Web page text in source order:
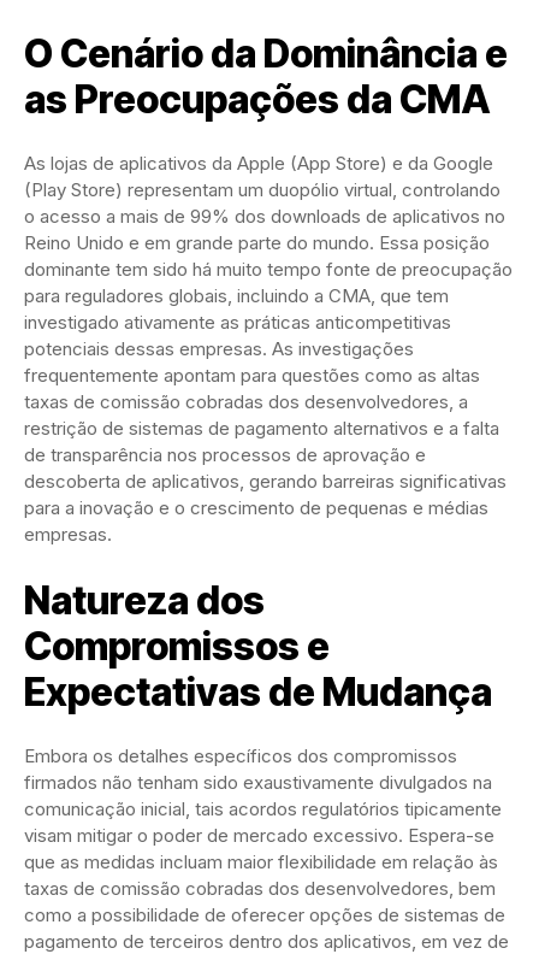
O Cenário da Dominância e
as Preocupações da CMA
As lojas de aplicativos da Apple (App Store) e da Google
(Play Store) representam um duopólio virtual, controlando
o acesso a mais de 99% dos downloads de aplicativos no
Reino Unido e em grande parte do mundo. Essa posição
dominante tem sido há muito tempo fonte de preocupação
para reguladores globais, incluindo a CMA, que tem
investigado ativamente as práticas anticompetitivas
potenciais dessas empresas. As investigações
frequentemente apontam para questões como as altas
taxas de comissão cobradas dos desenvolvedores, a
restrição de sistemas de pagamento alternativos e a falta
de transparência nos processos de aprovação e
descoberta de aplicativos, gerando barreiras significativas
para a inovação e o crescimento de pequenas e médias
empresas.
Natureza dos
Compromissos e
Expectativas de Mudança
Embora os detalhes específicos dos compromissos
firmados não tenham sido exaustivamente divulgados na
comunicação inicial, tais acordos regulatórios tipicamente
visam mitigar o poder de mercado excessivo. Espera-se
que as medidas incluam maior flexibilidade em relação às
taxas de comissão cobradas dos desenvolvedores, bem
como a possibilidade de oferecer opções de sistemas de
pagamento de terceiros dentro dos aplicativos, em vez de